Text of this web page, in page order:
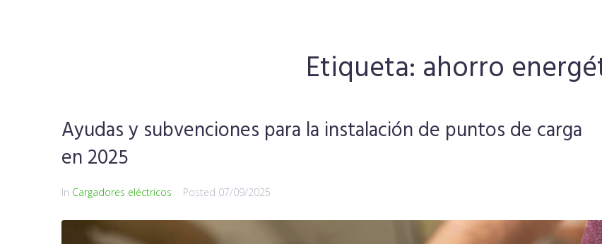
Etiqueta: ahorro
Ayudas y subvenciones para la instalación de puntos de carga
en 2025
In Cargadores eléctricos Posted 07/09/2025